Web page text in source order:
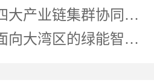
郴州高新区四大产业链集群协同发...
永州：打造面向大湾区的绿能智算先...